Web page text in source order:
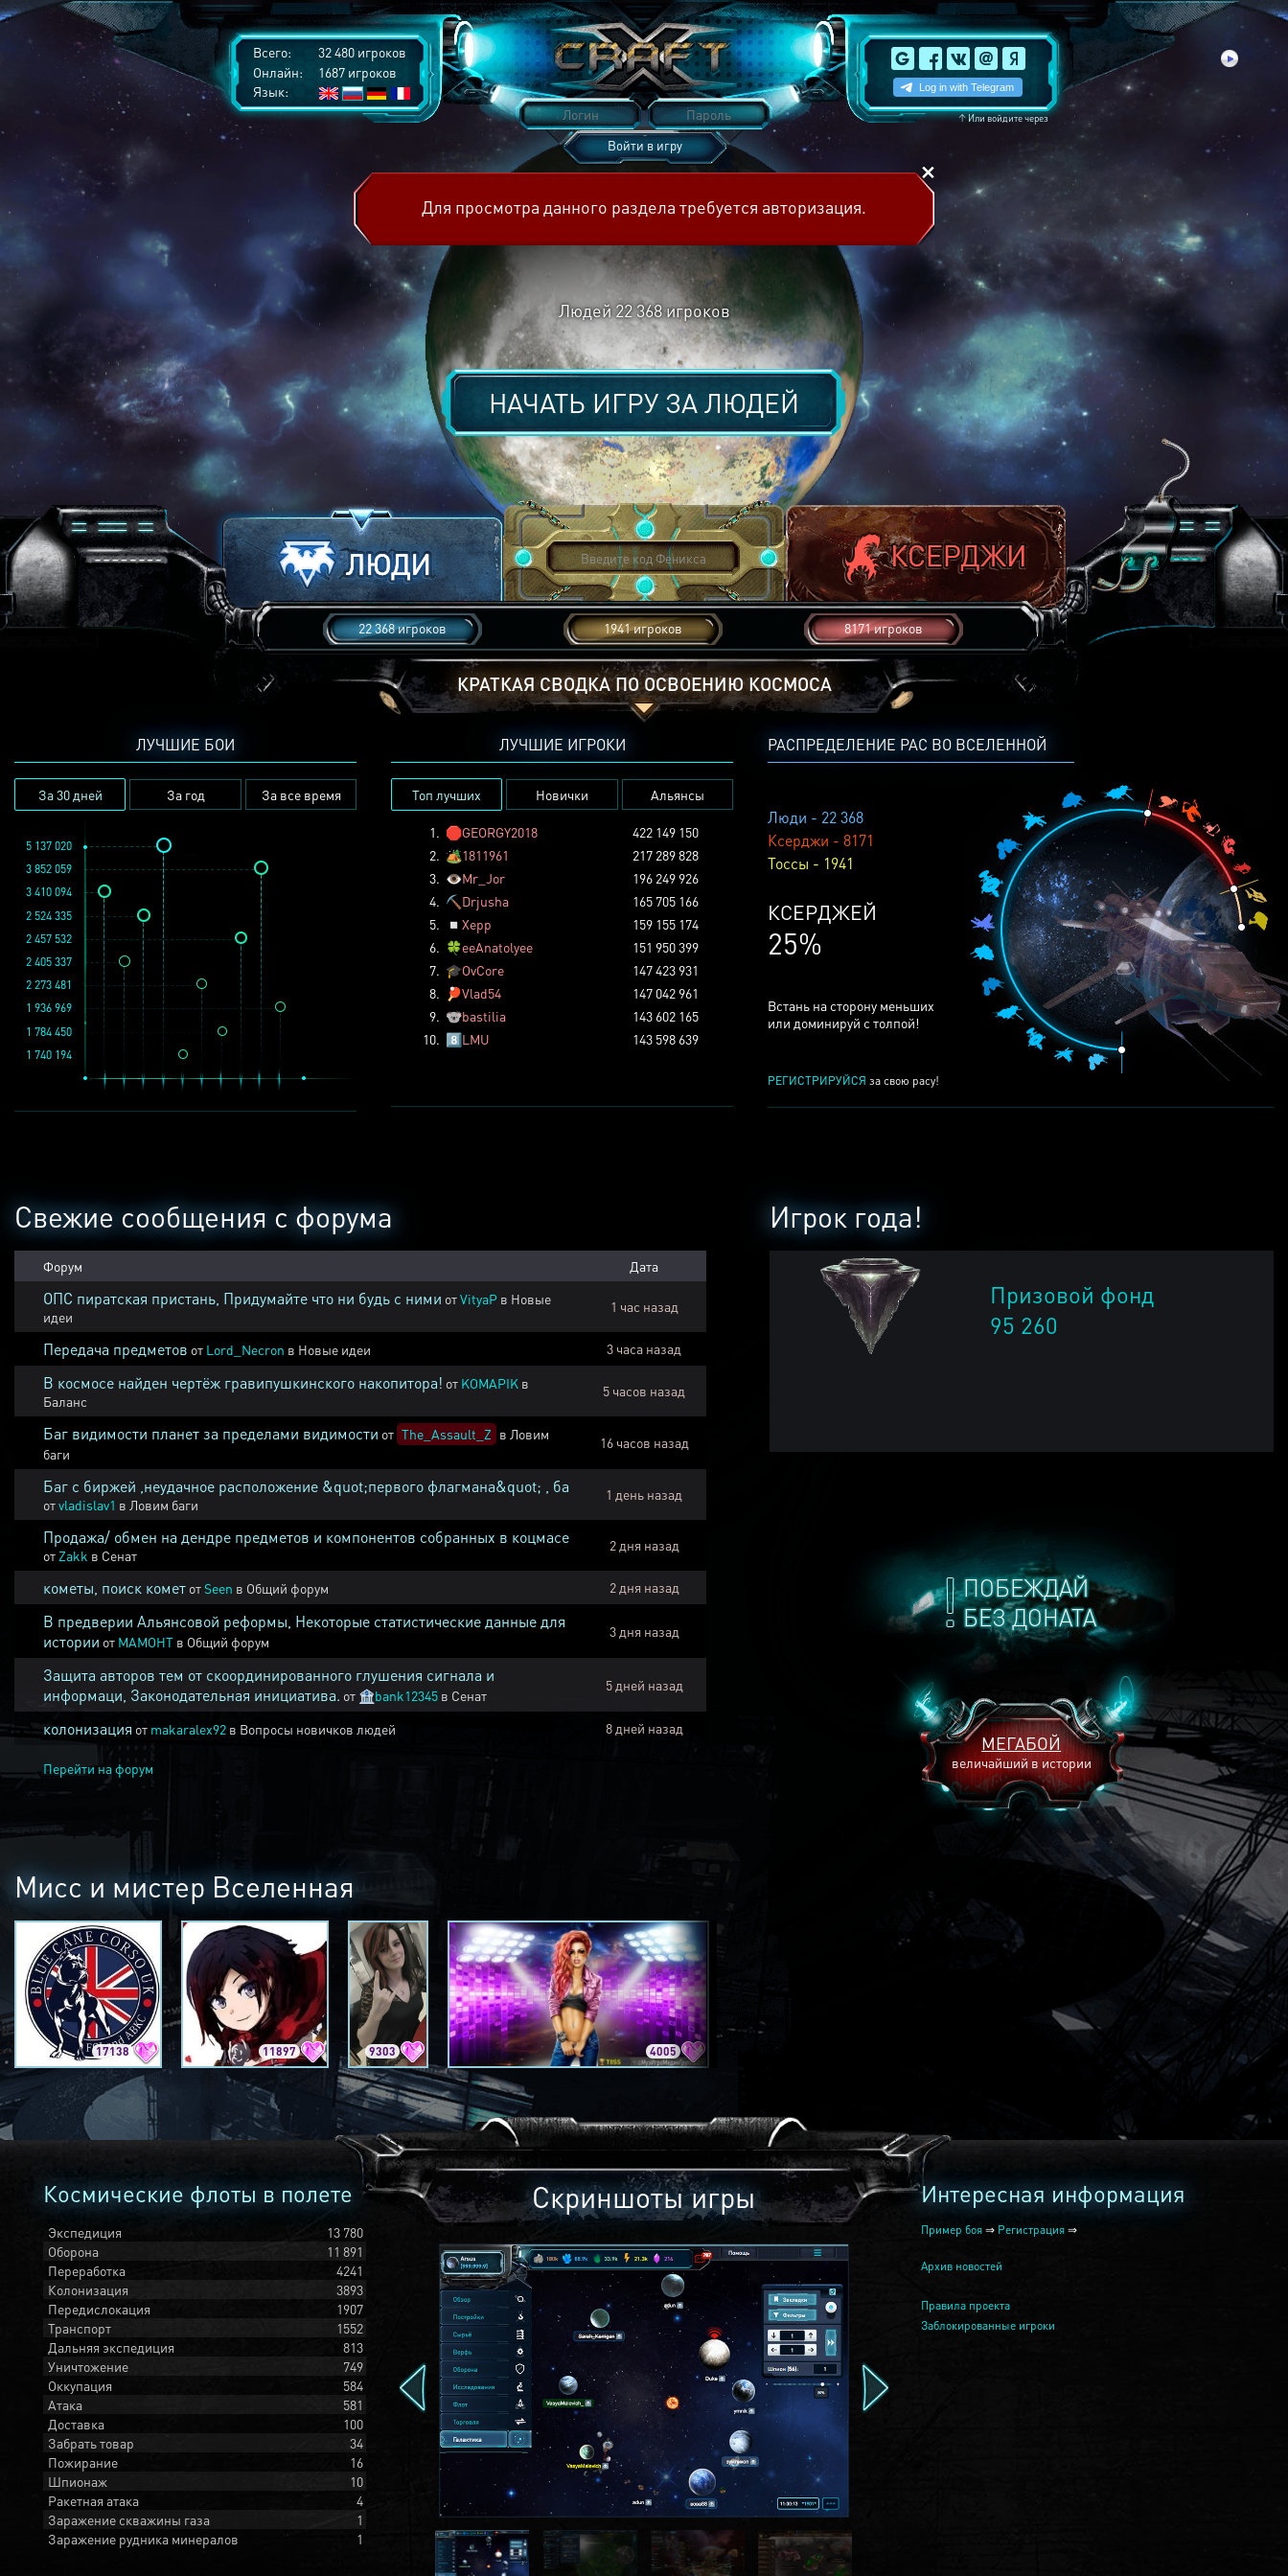
Всего:
32 480 игроков
Онлайн:
1687 игроков
Язык:
↑Или войдите через
Войти в игру
Для просмотра данного раздела требуется авторизация.
Людей 22 368игроков
НАЧАТЬ ИГРУ ЗАЛЮДЕЙ
22 368 игроков 1941 игроков 8171 игроков
КРАТКАЯ СВОДКА ПО ОСВОЕНИЮ КОСМОСА
РАСПРЕДЕЛЕНИЕ РАС ВО ВСЕЛЕННОЙ
Люди - 22 368
Ксерджи - 8171
Тоссы - 1941
КСЕРДЖЕЙ
25%
Встань на сторону меньших
или доминируй с толпой!
РЕГИСТРИРУЙСЯ за свою расу!
ЛУЧШИЕ БОИ
За 30 дней За год За все время
1 936 969
3 852 059
2 457 532
1 784 450
2 273 481
1 740 194
5 137 020
2 524 335
2 405 337
3 410 094
ЛУЧШИЕ ИГРОКИ
Топ лучших Новички Альянсы
1. 🛑GEORGY2018
422 149 150
2. 🏕️1811961
217 289 828
3. 👁️Mr_Jor
196 249 926
4. ⛏️ Drjusha
165 705 166
5.
◽ Xepp
159 155 174
6. 🍀eeAnatolyee
151 950 399
7. 🎓OvCore
147 423 931
8.
🏓Vlad54
147 042 961
9. 🐨bastilia
143 602 165
10. 8️⃣LMU 143 598 639
ПОБЕЖДАЙ
БЕЗ ДОНАТА
МЕГАБОЙ
величайший в истории
Игрок года!
Призовой фонд
95 260
Свежие сообщения с форума
Форум Дата
ОПС пиратская пристань, Придумайте что ни будь с ними отVityaP в Новые
идеи
1 час назад
Передача предметов от Lord_Necron в Новые идеи 3 часа назад
В космосе найден чертёж гравипушкинского накопитора! от KOMAPIK в
Баланс
5 часов назад
Баг видимости планет за пределами видимости от The_Assault_Z в Ловим
баги
16 часов назад
Баг с биржей ,неудачное расположение &quot;первого флагмана&quot; , ба
отvladislav1 в Ловим баги
1 день назад
Продажа/ обмен на дендре предметов и компонентов собранных в коцмасе
от Zakk в Сенат
2 дня назад
кометы, поиск комет отSeen в Общий форум 2 дня назад
В предверии Альянсовой реформы, Некоторые статистические данные для
истории от MAMOHT в Общий форум
3 дня назад
Защита авторов тем от скоординированного глушения сигнала и
информаци, Законодательная инициатива. от 🏦bank12345 в Сенат
5 дней назад
колонизация от makaralex92 в Вопросы новичков людей 8 дней назад
Перейти на форум
Мисс и мистер Вселенная
17138 11897 9303 4005 2240
Космические флоты в полете
Экспедиция
13 780
Оборона
11 891
Переработка
4241
Колонизация
3893
Передислокация
1907
Транспорт
1552
Дальняя экспедиция
813
Уничтожение
749
Оккупация
584
Атака
581
Доставка
100
Забрать товар
34
Пожирание
16
Шпионаж
10
Ракетная атака
4
Заражение скважины газа
1
Заражение рудника минералов
1
Скриншоты игры Интересная информация
Пример боя ⇒ Регистрация ⇒
Архив новостей
Правила проекта
Заблокированные игроки